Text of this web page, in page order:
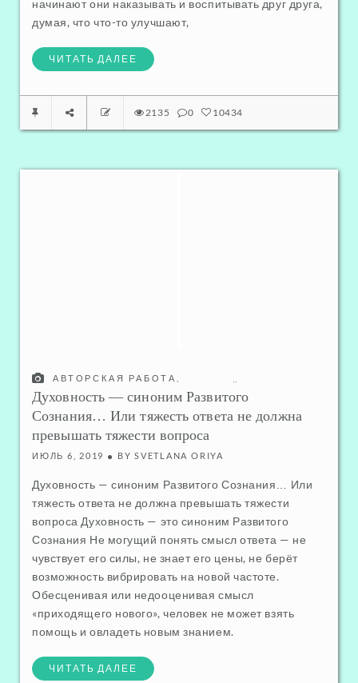
начинают они наказывать и воспитывать друг друга,
думая, что что-то улучшают,
ЧИТАТЬ ДАЛЕЕ
2135 0 10434
АВТОРСКАЯ РАБОТА
НОВОЕ СОЗНАНИЕ - ПЕРЕХОД
Духовность — синоним Развитого
Сознания… Или тяжесть ответа не должна
превышать тяжести вопроса
ИЮЛЬ 6, 2019 BYSVETLANA ORIYA
Духовность — синоним Развитого Сознания… Или
тяжесть ответа не должна превышать тяжести
вопроса Духовность — это синоним Развитого
Сознания Не могущий понять смысл ответа — не
чувствует его силы, не знает его цены, не берёт
возможность вибрировать на новой частоте.
Обесценивая или недооценивая смысл
«приходящего нового», человек не может взять
помощь и овладеть новым знанием.
ЧИТАТЬ ДАЛЕЕ